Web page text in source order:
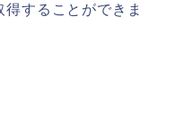
することができま